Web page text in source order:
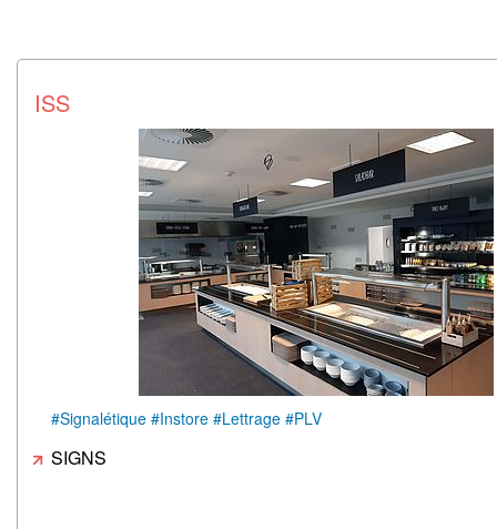
ISS
#Signalétique #Instore #Lettrage #PLV
SIGNS